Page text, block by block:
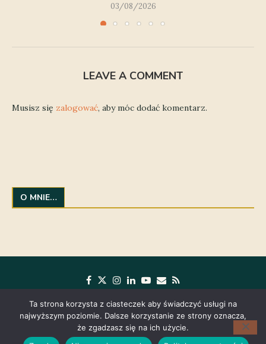
03/08/2026
LEAVE A COMMENT
Musisz się zalogować, aby móc dodać komentarz.
O MNIE…
Ta strona korzysta z ciasteczek aby świadczyć usługi na
najwyższym poziomie. Dalsze korzystanie ze strony oznacza,
że zgadzasz się na ich użycie.